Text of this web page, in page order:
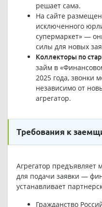
решает сама.
На сайте
исключенного
супермаркет» —
силы для новых
Коллекторы по
займ в
2025 года, звонки
независимо от
агрегатор.
Требования к
Агрегатор
для подачи заявки —
устанавливает
Гражданство